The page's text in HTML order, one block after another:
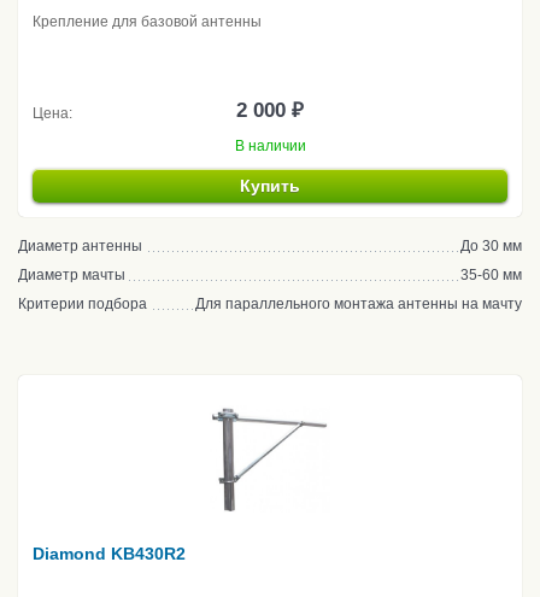
Крепление для базовой антенны
Цена: 2 000 ₽
В наличии
Купить
Диаметр антенны
До 30 мм
Диаметр мачты
35-60 мм
Критерии подбора
Для параллельного монтажа антенны на мачту
Diamond KB430R2